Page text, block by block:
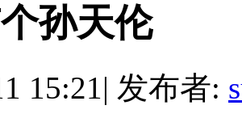
孙天伦
15:21| 发布者: